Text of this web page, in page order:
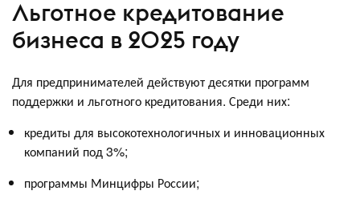
Льготное кредитование
бизнеса в 2025 году
Для предпринимателей действуют десятки программ
поддержки и льготного кредитования. Среди них:
кредиты для высокотехнологичных и инновационных
компаний под 3%;
программы Минцифры России;